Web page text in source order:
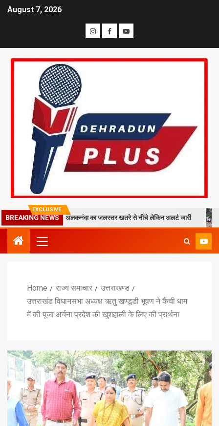
August 7, 2026
EXCLUSIVE
BREAKING NEWS
मलबा, श्रीनगर में अलकनंदा का जलस्तर खतरे से नीचे लेकिन अलर्ट जारी 26
Home राज्य समाचार
उत्तराखण्ड
उत्तराखंड विधानसभा अध्यक्ष ऋतु खण्डूडी भूषण ने कैंची धाम
में की पूजा अर्चना प्रदेश की खुशहाली के लिए की प्रार्थना